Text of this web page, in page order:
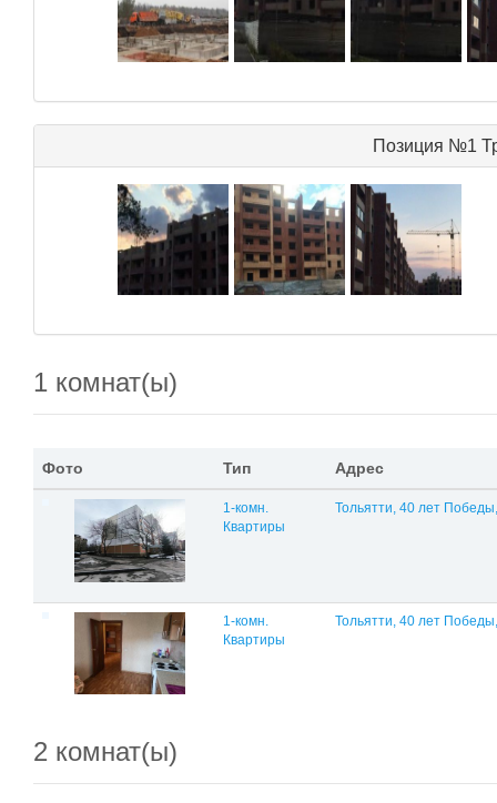
Позиция №1
1 комнат(ы)
Фото Тип Адрес
1-комн.
Квартиры
Тольятти, 40 лет
1-комн.
Квартиры
Тольятти, 40 лет
2 комнат(ы)